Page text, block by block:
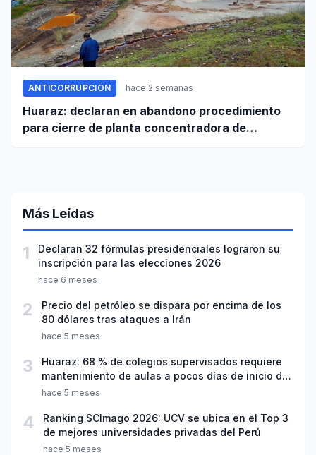
ANTICORRUPCIÓN hace 2 semanas
Huaraz: declaran en abandono procedimiento
para cierre de planta concentradora de
Más Leídas
1
Declaran 32 fórmulas presidenciales lograron su
inscripción para las elecciones 2026
hace 6 meses
2
Precio del petróleo se dispara por encima de los
80 dólares tras ataques a Irán
hace 5 meses
3
Huaraz: 68 % de colegios supervisados requiere
mantenimiento de aulas a pocos días de inicio del
año escolar 2026
hace 5 meses
4
Ranking SCImago 2026: UCV se ubica en el Top 3
de mejores universidades privadas del Perú
hace 5 meses